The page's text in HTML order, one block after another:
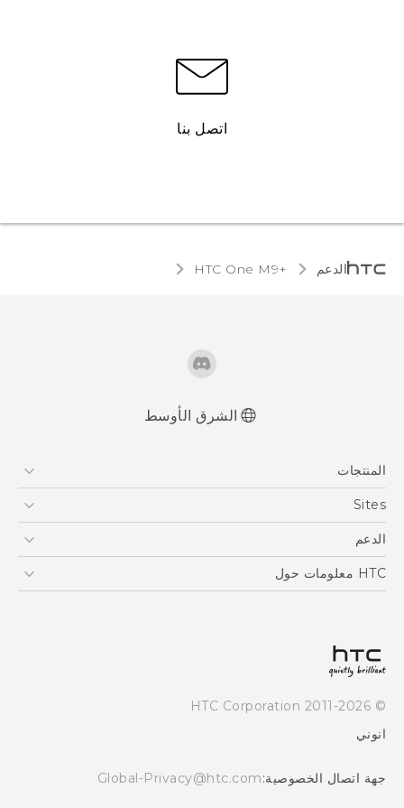
اتصل بنا
الدعم HTC One M9+‎
Française - Mode d'emploi
User manual
الشرق الأوسط
المنتجات
5G
EXODUS
Sites
HTC Dev
الدعم
الدعم
HTC معلومات حول
سياسة الخصوصية
Careers
Security and Privacy Whitepaper
© 2011-2026 HTC Corporation
انوني
جهة اتصال الخصوصية:Global-Privacy@htc.com